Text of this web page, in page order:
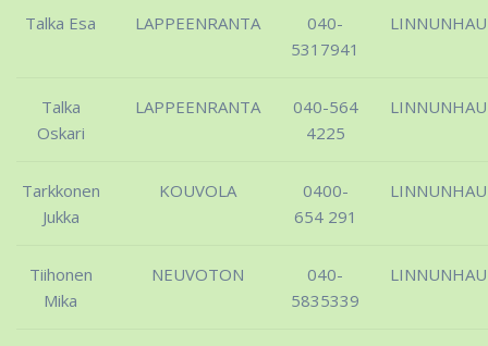
Talka Esa LAPPEENRANTA
040-
5317941
Talka
Oskari
LAPPEENRANTA
040-564
4225
Tarkkonen
Jukka
KOUVOLA
0400-
654 291
Tiihonen
Mika
NEUVOTON
040-
5835339